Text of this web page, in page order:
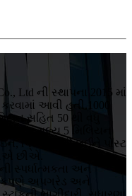
Ltd ની સ્થાપના 2015 માં
આવી હતી.1000
સહિત 50 થી વધુ
કુલ મૂલ્ય 5 મિલિયન
પ્રિન્ટિંગથી લઈને પોસ્ટ
છીએ.
સ્પર્ધાત્મકતા અને
અપગ્રેડ અને